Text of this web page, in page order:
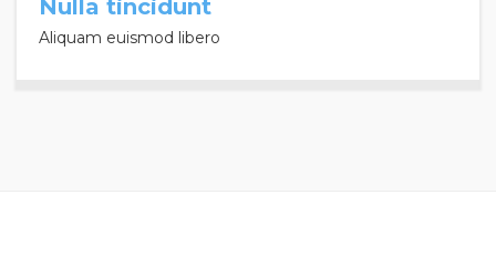
Nulla tincidunt
Aliquam euismod libero